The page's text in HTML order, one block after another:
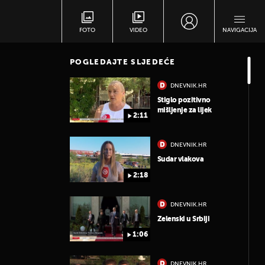
FOTO VIDEO NAVIGACIJA
POGLEDAJTE SLJEDEĆE
2:11
DNEVNIK.HR
Stiglo pozitivno
mišljenje za lijek
2:18
DNEVNIK.HR
Sudar vlakova
1:06
DNEVNIK.HR
Zelenski u Srbiji